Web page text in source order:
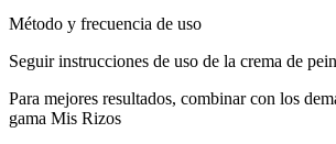
Método y frecuencia de uso
Seguir instrucciones de uso de la crema de
Para mejores resultados, combinar con los
gama Mis Rizos